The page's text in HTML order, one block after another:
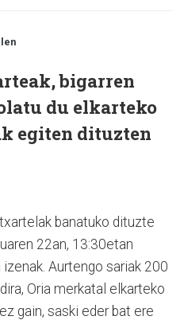
bigarren
du elkarteko
egiten dituzten
banatuko dituzte
22an, 13:30etan
Aurtengo sariak 200
Oria merkatal elkarteko
gain, saski eder bat ere